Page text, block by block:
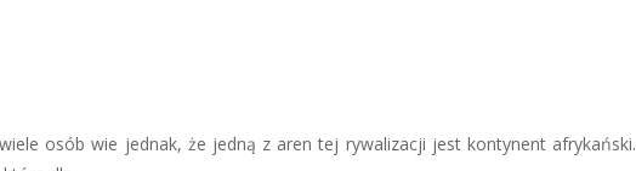
osób wie jednak, że jedną z aren tej rywalizacji jest kontynent afrykański.